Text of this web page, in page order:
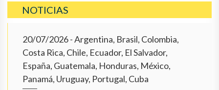
NOTICIAS
20/07/2026- Argentina, Brasil, Colombia,
Costa Rica, Chile, Ecuador, El Salvador,
España, Guatemala, Honduras, México,
Panamá, Uruguay, Portugal, Cuba